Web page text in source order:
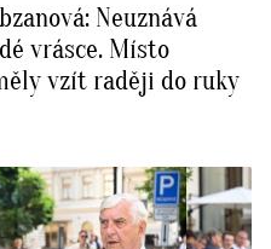
Neuznává
vrásce. Místo
vzít raději do ruky